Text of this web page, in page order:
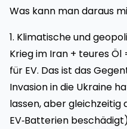
Was kann man daraus
1. Klimatische und
Krieg im Iran + teures Öl
für EV. Das ist das
Invasion in die Ukraine
lassen, aber gleichzeitig
EV‑Batterien